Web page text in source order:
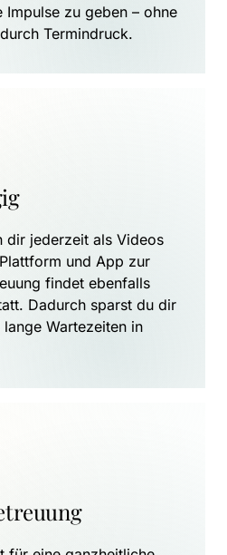
Impulse zu geben – ohne
Termindruck.
dir jederzeit als Videos
und App zur
findet ebenfalls
Dadurch sparst du dir
Wartezeiten in